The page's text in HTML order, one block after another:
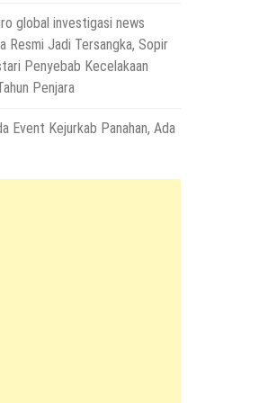
global investigasi news
Resmi Jadi Tersangka, Sopir
Penyebab Kecelakaan
Penjara
Event Kejurkab Panahan, Ada